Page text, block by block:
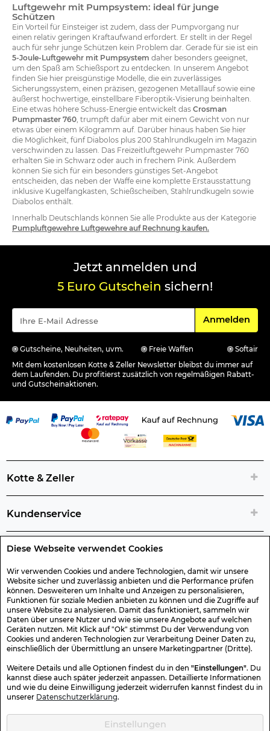
Diese Webseite verwendet Cookies
Wir verwenden Cookies und andere Technologien, damit wir unsere
Website sicher und zuverlässig anbieten und die Performance prüfen
können. Desweiteren um Inhalte und Anzeigen zu personalisieren,
Funktionen für soziale Medien anbieten zu können und die Zugriffe auf
unsere Website zu analysieren. Damit das funktioniert, sammeln wir
Daten über unsere Nutzer und wie sie unsere Angebote auf welchen
Geräten nutzen. Mit Klick auf "Ok" stimmst Du der Verwendung von
Cookies und anderen Technologien zur Verarbeitung Deiner Daten zu,
einschließlich der Übermittlung an unsere Marketingpartner (Dritte).
Weitere Details und alle Optionen findest du in den "Einstellungen". Du
kannst diese auch später jederzeit anpassen. Detaillierte Informationen
und wie du deine Einwilligung jederzeit widerrufen kannst findest du in
unserer Datenschutzerklärung.
Einstellungen
Luftgewehr mit Pumpsystem: ideal für junge
Schützen
Ein Vorteil für Einsteiger ist zudem, dass der Pumpvorgang nur
einen relativ geringen Kraftaufwand erfordert. Er stellt in der Regel
auch für sehr junge Schützen kein Problem dar. Gerade für sie ist ein
5-Joule-Luftgewehr mit Pumpsystem daher besonders geeignet,
um den Spaß am Schießsport zu entdecken. In unserem Angebot
finden Sie hier preisgünstige Modelle, die ein zuverlässiges
Sicherungssystem, einen präzisen, gezogenen Metalllauf sowie eine
äußerst hochwertige, einstellbare Fiberoptik-Visierung beinhalten.
Eine etwas höhere Schuss-Energie entwickelt das Crosman
Pumpmaster 760 , trumpft dafür aber mit einem Gewicht von nur
etwas über einem Kilogramm auf. Darüber hinaus haben Sie hier
die Möglichkeit, fünf Diabolos plus 200 Stahlrundkugeln im Magazin
verschwinden zu lassen. Das Freizeitluftgewehr Pumpmaster 760
erhalten Sie in Schwarz oder auch in frechem Pink. Außerdem
können Sie sich für ein besonders günstiges Set-Angebot
entscheiden, das neben der Waffe eine komplette Erstausstattung
inklusive Kugelfangkasten, Schießscheiben, Stahlrundkugeln sowie
Diabolos enthält.
Innerhalb Deutschlands können Sie alle Produkte aus der Kategorie
Pumpluftgewehre Luftgewehre auf Rechnung kaufen.
Jetzt anmelden und
5 Euro Gutschein sichern!
Für den
Anmelden
Gutscheine, Neuheiten, uvm. Freie Waffen
Softair
Mit dem kostenlosen Kotte & Zeller Newsletter bleibst du immer auf
dem Laufenden. Du profitierst zusätzlich von regelmäßigen Rabatt-
und Gutscheinaktionen.
Kotte & Zeller
Kundenservice
Rechtliche Artikelinfos
Geschenk-Gutscheine
Versand & Rücksendung
Sicher Einkaufen